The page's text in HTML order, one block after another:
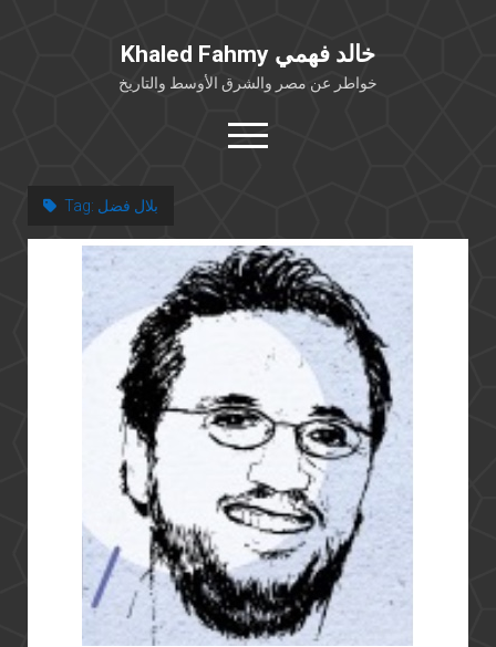
Khaled Fahmy خالد فهمي
خواطر عن مصر والشرق الأوسط والتاريخ
open
menu
خلفية شخصية
كتابات أكاديمية
مقالات صحافية
بوستات من فيسبوك
مقابلات في الإعلام
Languages
Tag: بلال فضل